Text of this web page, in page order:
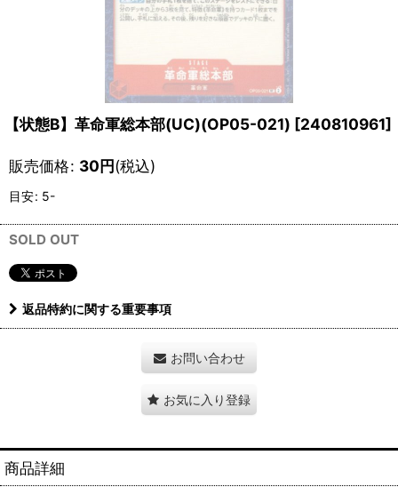
【状態B】革命軍総本部(UC)(OP05-021) [240810961]
販売価格: 30円(税込)
目安: 5-
SOLD OUT
返品特約に関する重要事項
お問い合わせ
お気に入り登録
商品詳細